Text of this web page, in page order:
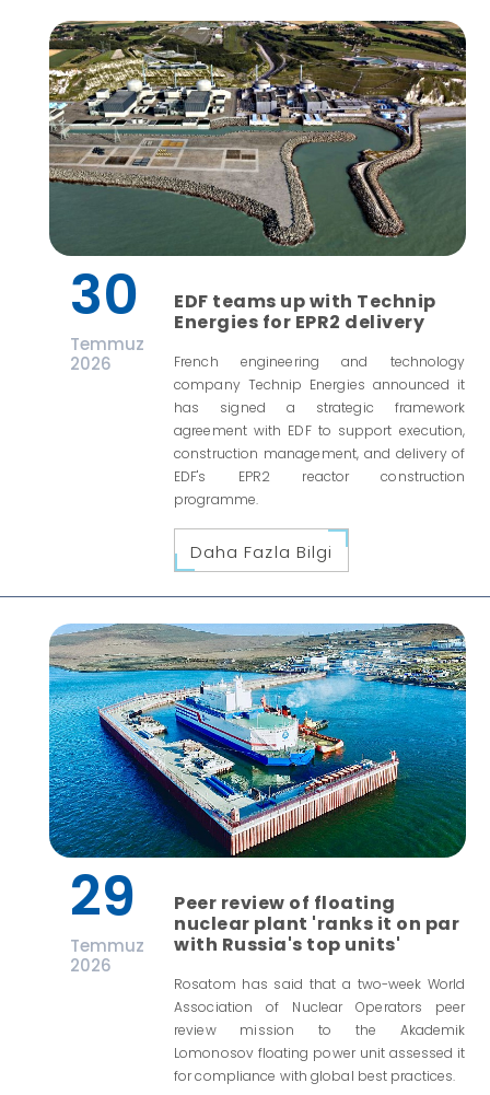
30
Temmuz
2026
EDF teams up with Technip
Energies for EPR2 delivery
French engineering and technology
company Technip Energies announced it
has signed a strategic framework
agreement with EDF to support execution,
construction management, and delivery of
EDF's EPR2 reactor construction
programme.
Daha Fazla Bilgi
29
Temmuz
2026
Peer review of floating
nuclear plant 'ranks it on par
with Russia's top units'
Rosatom has said that a two-week World
Association of Nuclear Operators peer
review mission to the Akademik
Lomonosov floating power unit assessed it
for compliance with global best practices.